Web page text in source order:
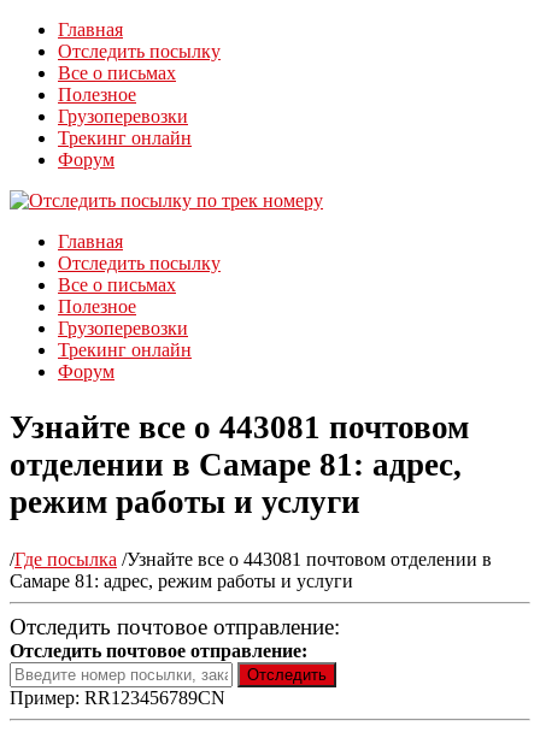
Главная
Отследить посылку
Все о письмах
Полезное
Грузоперевозки
Трекинг онлайн
Форум
Главная
Отследить посылку
Все о письмах
Полезное
Грузоперевозки
Трекинг онлайн
Форум
Узнайте все о 443081 почтовом
отделении в Самаре 81: адрес,
режим работы и услуги
/Где посылка /Узнайте все о 443081 почтовом отделении в
Самаре 81: адрес, режим работы и услуги
Отследить почтовое отправление:
Отследить почтовое отправление:
Пример: RR123456789CN